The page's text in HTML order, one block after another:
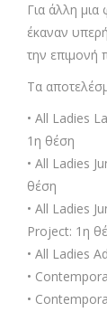
Για άλλη μια
έκαναν
την επιμονή
Τα
• All Ladies
1η θέση
• All Ladies
θέση
• All Ladies
Project: 1η
• All Ladies
•
•